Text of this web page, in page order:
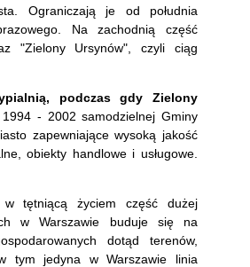
Ograniczają je od południa
Na zachodnią część
"Zielony Ursynów", czyli ciąg
podczas gdy Zielony
- 2002 samodzielnej Gminy
zapewniające wysoką jakość
obiekty handlowe i usługowe.
tętniącą życiem część dużej
w Warszawie buduje się na
dotąd terenów,
tym jedyna w Warszawie linia